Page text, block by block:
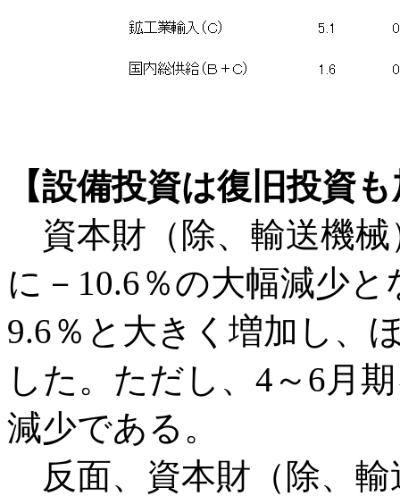
【設備投資は復旧投資
資本財（除、輸送機械
に－10.6％の大幅減少
9.6％と大きく増加し、
した。ただし、4～6月
減少である。
反面、資本財（除、輸